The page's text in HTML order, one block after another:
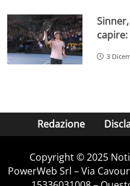
capire:
3
Redazione
Copyright © 2025
PowerWeb Srl – Via